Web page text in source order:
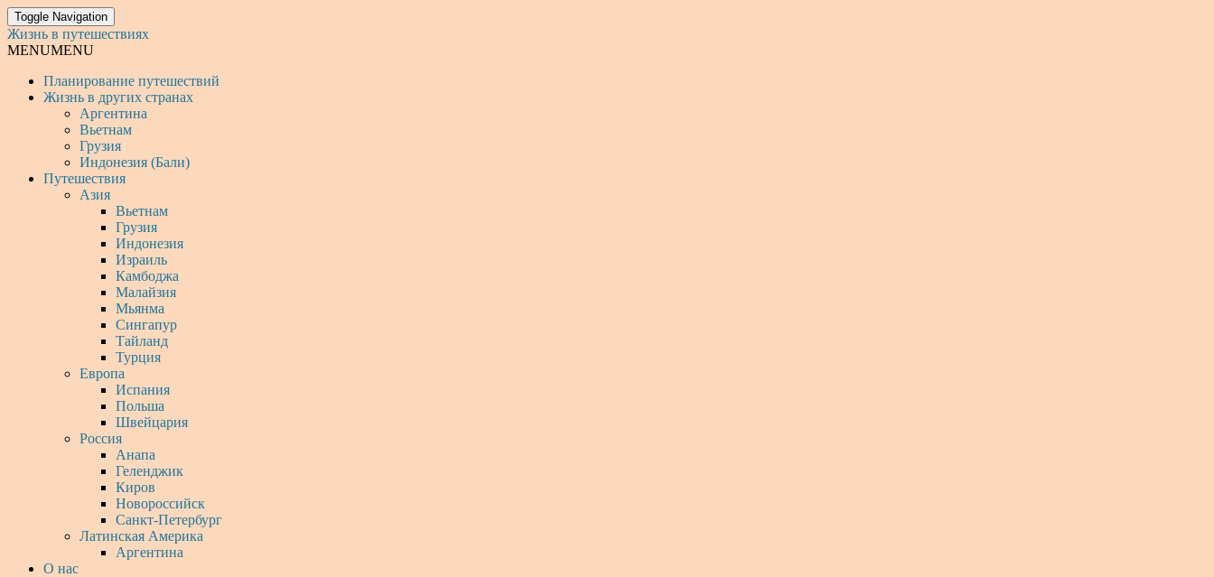
Toggle Navigation
Жизнь в путешествиях
MENUMENU
Планирование путешествий
Жизнь в других странах
Аргентина
Вьетнам
Грузия
Индонезия (Бали)
Путешествия
Азия
Вьетнам
Грузия
Индонезия
Израиль
Камбоджа
Малайзия
Мьянма
Сингапур
Тайланд
Турция
Европа
Испания
Польша
Швейцария
Россия
Анапа
Геленджик
Киров
Новороссийск
Санкт-Петербург
Латинская Америка
Аргентина
О нас